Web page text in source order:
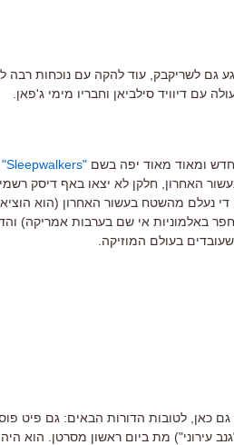
גם לשריקבק, עוד להקה עם נוכחות רבה
עם דיוויד סילביאן וחבריו מימי ג'פאן.
חדש ומאוד מאוד יפה בשם "Sleepwalkers"
האחרון, חלקן לא יצאו באף דיסק רשמי
נעלם מהשטח בעשור האחרון (הוא
באלמוניות אי שם בערבות אמריקה)
בעולם המוזיקה.
גם כאן, לטובות הדורות הבאים: גם פיט
מת ביום ראשון מסרטן. הוא היה בן